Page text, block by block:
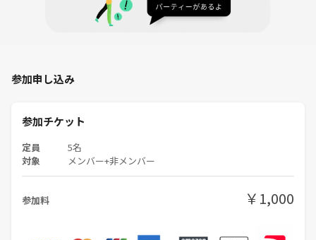
参加申し込み
参加チケット
定員 5名
対象 メンバー+非メンバー
参加料 ￥1,000